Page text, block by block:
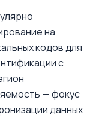
на
кодов для
с
— фокус
данных